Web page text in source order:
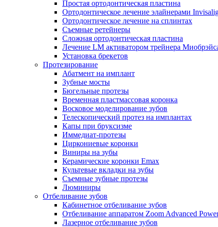
Простая ортодонтическая пластина
Ортодонтическое лечение элайнерами
Ортодонтическое лечение на сплинтах
Съемные ретейнеры
Сложная ортодонтическая пластина
Лечение LM активатором трейнера
Установка брекетов
Протезирование
Абатмент на имплант
Зубные мосты
Бюгельные протезы
Временная пластмассовая коронка
Восковое моделирование зубов
Телескопический протез на имплантах
Капы при бруксизме
Иммедиат-протезы
Циркониевые коронки
Виниры на зубы
Керамические коронки Emax
Культевые вкладки на зубы
Съемные зубные протезы
Люминиры
Отбеливание зубов
Кабинетное отбеливание зубов
Отбеливание аппаратом Zoom Advanced
Лазерное отбеливание зубов